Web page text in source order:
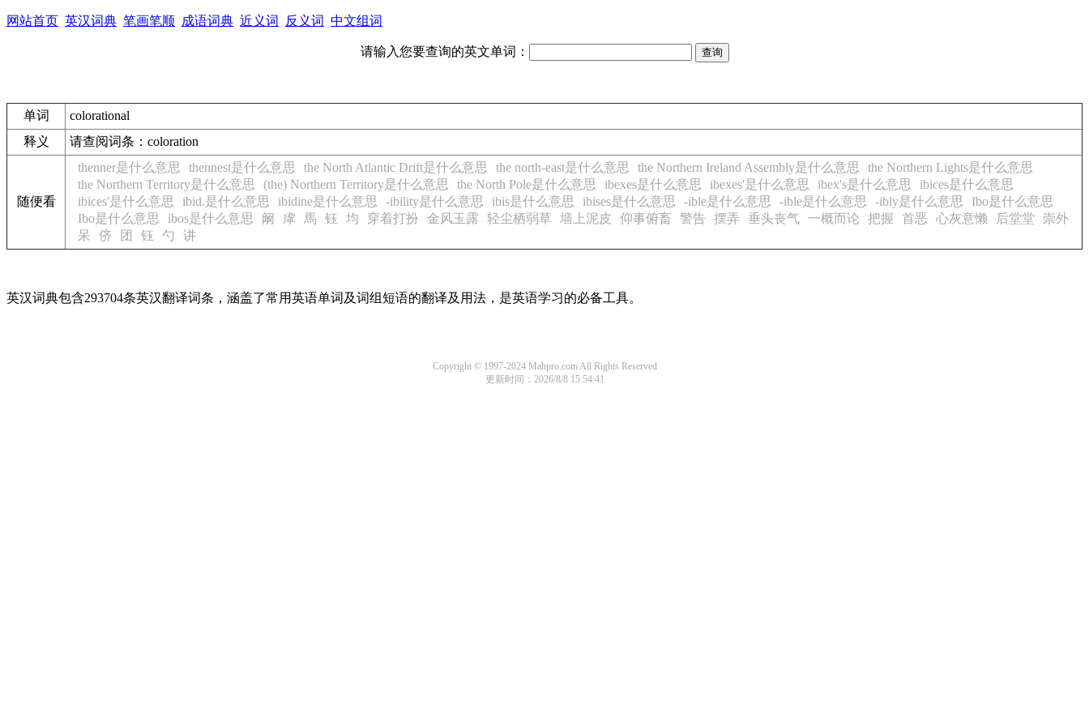
网站首页 英汉词典 笔画笔顺 成语词典 近义词 反义词 中文组词
请输入您要查询的英文单词：
单词
colorational
释义
请查阅词条：coloration
随便看
thenner是什么意思 thennest是什么意思 the North Atlantic Drift是什么意思 the north-east是什么意思 the Northern Ireland Assembly是什么意思
the Northern Lights是什么意思
the Northern Territory是什么意思
(the) Northern Territory是什么意思 the North Pole是什么意思 ibexes是什么意思 ibexes'是什么意思 ibex's是什么意思
ibices是什么意思
ibices'是什么意思
ibid.是什么意思 ibidine是什么意思 -ibility是什么意思 ibis是什么意思 ibises是什么意思 -ible是什么意思 -ible是什么意思 -ibly是什么意思
Ibo是什么意思
Ibo是什么意思
ibos是什么意思 阚 虖 馬 钰 均 穿着打扮 金风玉露 轻尘栖弱草 墙上泥皮 仰事俯畜 警告 摆弄 垂头丧气 一概而论 把握 首恶 心灰意懒 后堂堂
崇外
呆
侪 团 钰 勺 讲
英汉词典包含293704条英汉翻译词条，涵盖了常用英语单词及词组短语的翻译及用法，是英语学习的必备工具。
Copyright © 1997-2024 Mahpro.com All Rights Reserved
更新时间：2026/8/8 15:54:41